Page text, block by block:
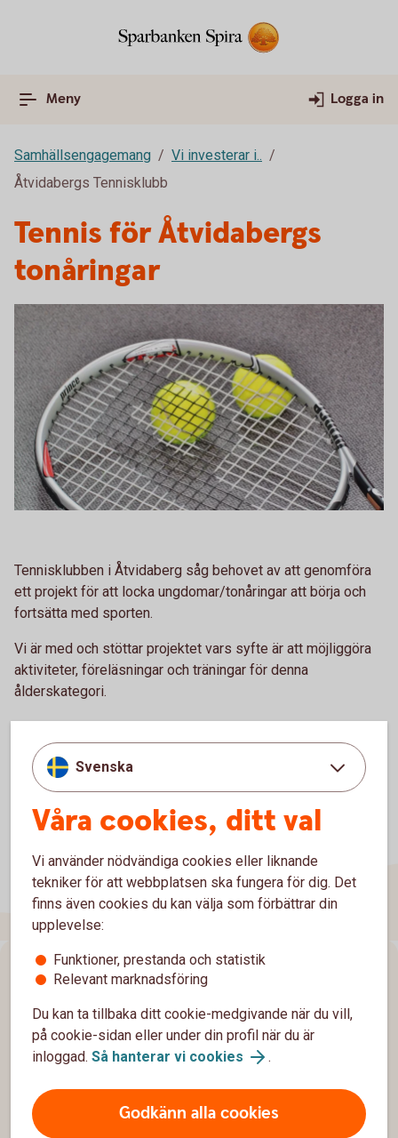
Meny Logga in
Samhällsengagemang
Vi investerar i..
Åtvidabergs Tennisklubb
Tennis för Åtvidabergs
tonåringar
Tennisklubben i Åtvidaberg såg behovet av att genomföra
ett projekt för att locka ungdomar/tonåringar att börja och
fortsätta med sporten.
Vi är med och stöttar projektet vars syfte är att möjliggöra
aktiviteter, föreläsningar och träningar för denna
ålderskategori.
Svenska
Våra cookies, ditt val
Vi använder nödvändiga cookies eller liknande
tekniker för att webbplatsen ska fungera för dig. Det
finns även cookies du kan välja som förbättrar din
upplevelse:
Funktioner, prestanda och statistik
Relevant marknadsföring
Du kan ta tillbaka ditt cookie-medgivande när du vill,
på cookie-sidan eller under din profil när du är
inloggad. Så hanterar vi cookies .
Godkänn alla cookies
Sidfot
Hitta snabbt
Kundservice
Spärrhjälp
Hitta bankkontor
Bli kund